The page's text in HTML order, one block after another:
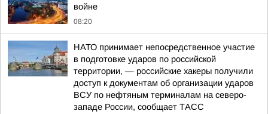
войне
08:20
НАТО принимает непосредственное участие
в подготовке ударов по российской
территории, — российские хакеры получили
доступ к документам об организации ударов
ВСУ по нефтяным терминалам на северо-
западе России, сообщает ТАСС